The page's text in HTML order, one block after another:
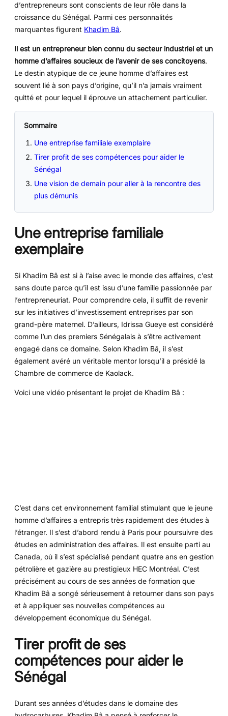
d’entrepreneurs sont conscients de leur rôle dans la
croissance du Sénégal. Parmi ces personnalités
marquantes figurent Khadim Bâ.
Il est un entrepreneur bien connu du secteur industriel et un
homme d’affaires soucieux de l’avenir de ses concitoyens.
Le destin atypique de ce jeune homme d’affaires est
souvent lié à son pays d’origine, qu’il n’a jamais vraiment
quitté et pour lequel il éprouve un attachement particulier.
Sommaire
Une entreprise familiale exemplaire
Tirer profit de ses compétences pour aider le
Sénégal
Une vision de demain pour aller à la rencontre des
plus démunis
Une entreprise familiale
exemplaire
Si Khadim Bâ est si à l’aise avec le monde des affaires, c’est
sans doute parce qu’il est issu d’une famille passionnée par
l’entrepreneuriat. Pour comprendre cela, il suffit de revenir
sur les initiatives d’investissement entreprises par son
grand-père maternel. D’ailleurs, Idrissa Gueye est considéré
comme l’un des premiers Sénégalais à s’être activement
engagé dans ce domaine. Selon Khadim Bâ, il s’est
également avéré un véritable mentor lorsqu’il a présidé la
Chambre de commerce de Kaolack.
Voici une vidéo présentant le projet de Khadim Bâ :
C’est dans cet environnement familial stimulant que le jeune
homme d’affaires a entrepris très rapidement des études à
l’étranger. Il s’est d’abord rendu à Paris pour poursuivre des
études en administration des affaires. Il est ensuite parti au
Canada, où il s’est spécialisé pendant quatre ans en gestion
pétrolière et gazière au prestigieux HEC Montréal. C’est
précisément au cours de ses années de formation que
Khadim Bâ a songé sérieusement à retourner dans son pays
et à appliquer ses nouvelles compétences au
développement économique du Sénégal.
Tirer profit de ses
compétences pour aider le
Sénégal
Durant ses années d’études dans le domaine des